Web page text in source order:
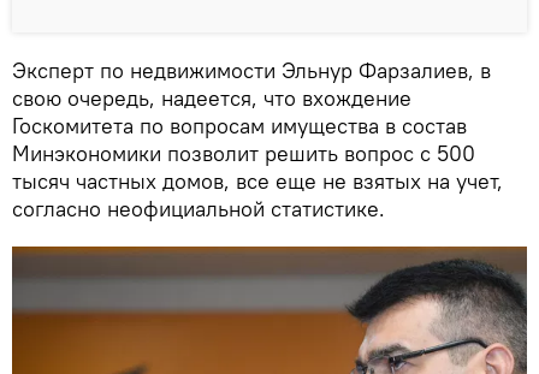
Эксперт по недвижимости Эльнур Фарзалиев, в
свою очередь, надеется, что вхождение
Госкомитета по вопросам имущества в состав
Минэкономики позволит решить вопрос с 500
тысяч частных домов, все еще не взятых на учет,
согласно неофициальной статистике.